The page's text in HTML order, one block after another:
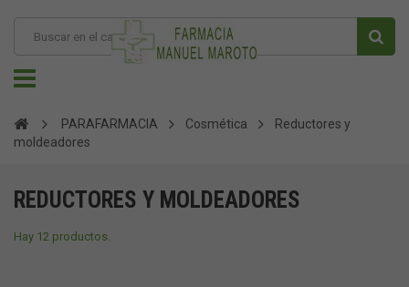
PARAFARMACIA Cosmética
Reductores y
moldeadores
REDUCTORES Y MOLDEADORES
Hay 12 productos.